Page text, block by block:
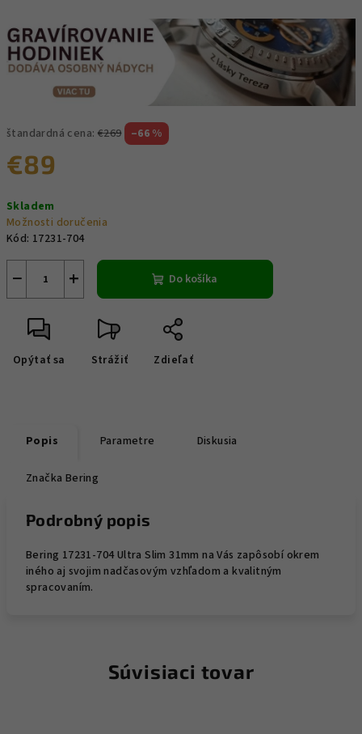
štandardná cena: €269 –66 %
€89
cena:
Skladem
Možnosti doručenia
Kód: 17231-704
+
− Do košíka
Opýtať sa Strážiť Zdieľať
Popis Parametre Diskusia
Značka Bering
Podrobný popis
Bering 17231-704 Ultra Slim 31mm na Vás zapôsobí okrem
iného aj svojim nadčasovým vzhľadom a kvalitným
spracovaním.
Súvisiaci tovar